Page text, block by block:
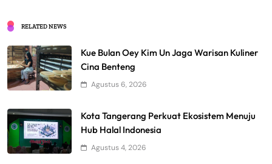
RELATED NEWS
Kue Bulan Oey Kim Un Jaga Warisan Kuliner
Cina Benteng
Agustus 6, 2026
Kota Tangerang Perkuat Ekosistem Menuju
Hub Halal Indonesia
Agustus 4, 2026